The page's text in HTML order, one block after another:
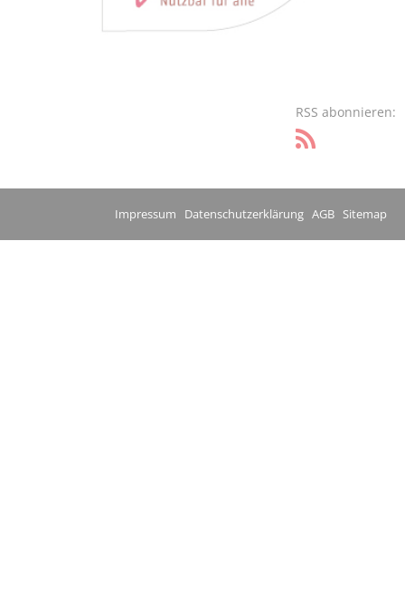
RSS abonnieren:
Impressum Datenschutzerklärung AGB Sitemap